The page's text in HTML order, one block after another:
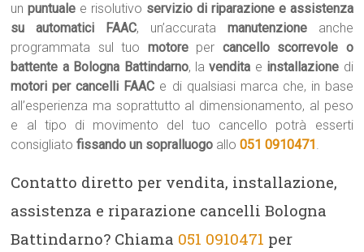
unpuntuale e risolutivo servizio di riparazione e assistenza
su automatici FAAC, un’accurata manutenzioneanche
programmata sul tuo motoreper cancello scorrevole o
battente a Bologna Battindarno, lavendita e installazione di
motori per cancelli FAAC e di qualsiasi marca che, in base
all’esperienza ma soprattutto al dimensionamento, al peso
e al tipo di movimento del tuo cancello potrà esserti
consigliatofissando un sopralluogo allo051 0910471.
Contatto diretto per vendita, installazione,
assistenza e riparazione cancelli Bologna
Battindarno? Chiama 051 0910471 per